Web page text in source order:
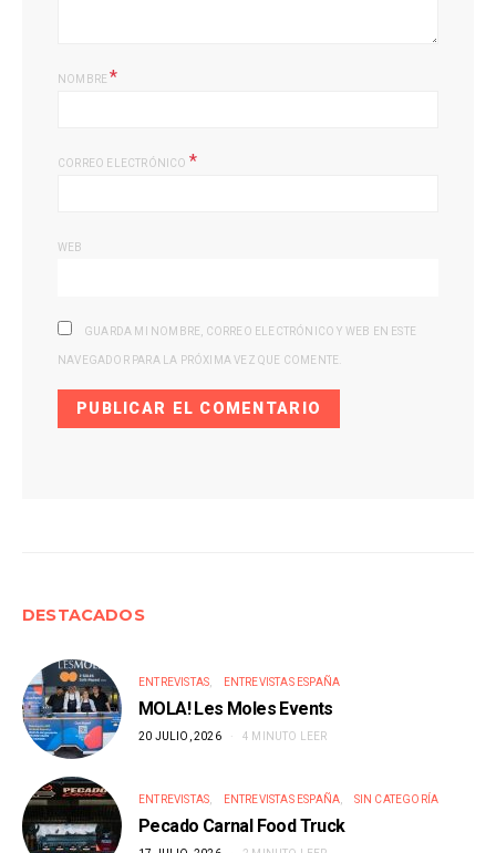
NOMBRE *
CORREO ELECTRÓNICO *
WEB
GUARDA MI NOMBRE, CORREO ELECTRÓNICO Y WEB EN ESTE
NAVEGADOR PARA LA PRÓXIMA VEZ QUE COMENTE.
DESTACADOS
ENTREVISTAS ENTREVISTAS ESPAÑA
MOLA! Les Moles Events
20 JULIO, 2026 4 MINUTO LEER
ENTREVISTAS ENTREVISTAS ESPAÑA SIN CATEGORÍA
Pecado Carnal Food Truck